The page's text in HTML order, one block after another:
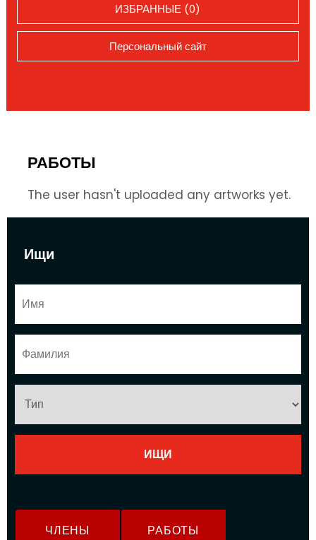
Ищи
ЧЛЕНЫ РАБОТЫ
ИЗБРАННЫЕ (0)
Персональный сайт
РАБОТЫ
The user hasn't uploaded any artworks yet.